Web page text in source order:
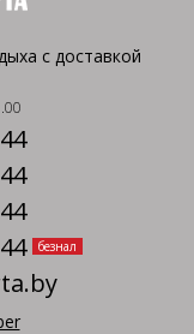
с доставкой
безнал